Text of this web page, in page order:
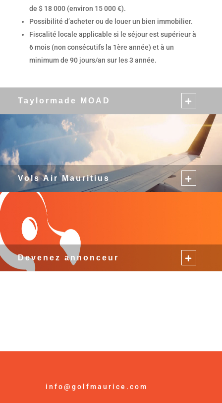
de $ 18 000 (environ 15 000 €).
Possibilité d’acheter ou de louer un bien immobilier.
Fiscalité locale applicable si le séjour est supérieur à
6 mois (non consécutifs la 1ère année) et à un
minimum de 90 jours/an sur les 3 année.
Taylormade MOAD
Vols Air Mauritius
Devenez annonceur
info@golfmaurice.com